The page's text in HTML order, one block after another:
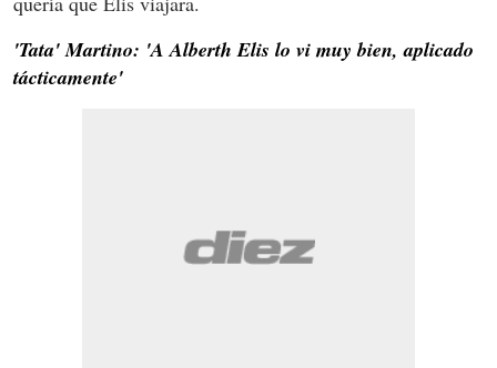
'Tata' Martino: 'A Alberth Elis lo vi muy bien, aplicado
tácticamente'